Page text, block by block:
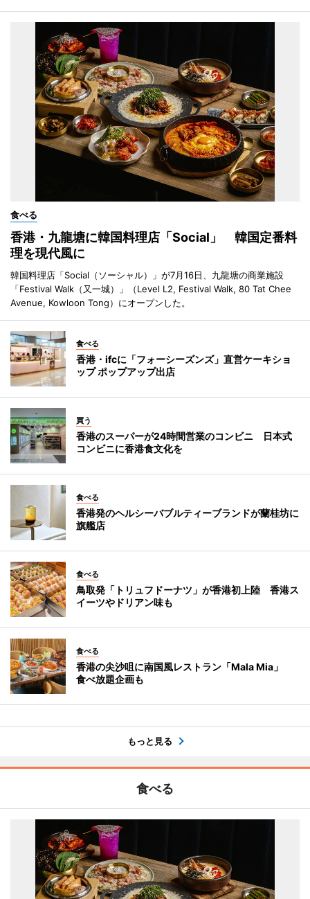
食べる
香港・九龍塘に韓国料理店「Social」 韓国定番料
理を現代風に
韓国料理店「Social（ソーシャル）」が7月16日、九龍塘の商業施設
「Festival Walk（又一城）」（Level L2, Festival Walk, 80 Tat Chee
Avenue, Kowloon Tong）にオープンした。
食べる
香港・ifcに「フォーシーズンズ」直営ケーキショ
ップ ポップアップ出店
買う
香港のスーパーが24時間営業のコンビニ 日本式
コンビニに香港食文化を
食べる
香港発のヘルシーバブルティーブランドが蘭桂坊に
旗艦店
食べる
鳥取発「トリュフドーナツ」が香港初上陸 香港ス
イーツやドリアン味も
食べる
香港の尖沙咀に南国風レストラン「Mala Mia」
食べ放題企画も
もっと見る
食べる